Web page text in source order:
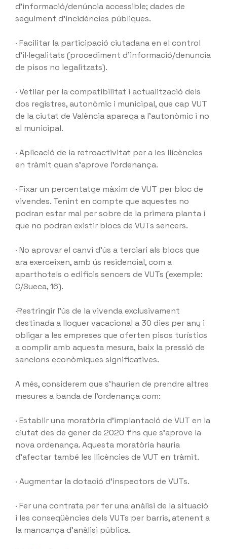
d’informació/denúncia accessible; dades de
seguiment d’incidències públiques.
· Facilitar la participació ciutadana en el control
d’il·legalitats (procediment d’informació/denuncia
de pisos no legalitzats).
· Vetllar per la compatibilitat i actualització dels
dos registres, autonòmic i municipal, que cap VUT
de la ciutat de València aparega a l’autonòmic i no
al municipal.
· Aplicació de la retroactivitat per a les llicències
en tràmit quan s’aprove l’ordenança.
· Fixar un percentatge màxim de VUT per bloc de
vivendes. Tenint en compte que aquestes no
podran estar mai per sobre de la primera planta i
que no podran existir blocs de VUTs sencers.
· No aprovar el canvi d’ús a terciari als blocs que
ara exerceixen, amb ús residencial, com a
aparthotels o edificis sencers de VUTs (exemple:
C/Sueca, 16).
·Restringir l’ús de la vivenda exclusivament
destinada a lloguer vacacional a 30 dies per any i
obligar a les empreses que oferten pisos turístics
a complir amb aquesta mesura, baix la pressió de
sancions econòmiques significatives.
A més, considerem que s’haurien de prendre altres
mesures a banda de l’ordenança com:
· Establir una moratòria d’implantació de VUT en la
ciutat des de gener de 2020 fins que s’aprove la
nova ordenança. Aquesta moratòria hauria
d’afectar també les llicències de VUT en tràmit.
· Augmentar la dotació d’inspectors de VUTs.
· Fer una contrata per fer una anàlisi de la situació
i les conseqüències dels VUTs per barris, atenent a
la mancança d’anàlisi pública.